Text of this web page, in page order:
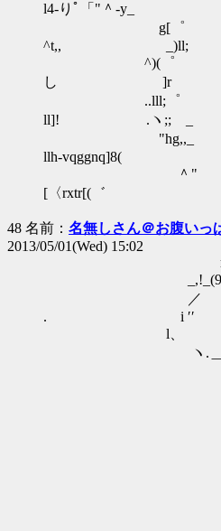
l4-りﾟ「"＾-y_
g[
^t,, _)ll;
^)(
し ]r
..lll;
ll]! .ヽ;; _
"hg,,_
llh-vqggnq]8(
＾"
[〈rxtr[(゛ ＾
48 名前： 名無しさん＠お腹いっ
2013/05/01(Wed) 15:02
r'ﾆ;v'ﾆ
_,!_(9i
／ ｀ヽ
. i
l、
ヽ.＿___,
｀ーｧ
i′ ヾＺ＿
| , ヾ;.
l、 | |,.、
l ヽ.ヽ
｀ｰヘ,.
＿_〔｀二
i′ i′
l、＿_l、